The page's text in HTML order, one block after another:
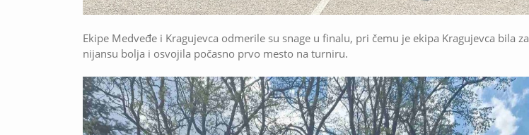
Ekipe Medveđe i Kragujevca odmerile su snage u finalu, pri čemu je ekipa Kragujevca bila za
nijansu bolja i osvojila počasno prvo mesto na turniru.